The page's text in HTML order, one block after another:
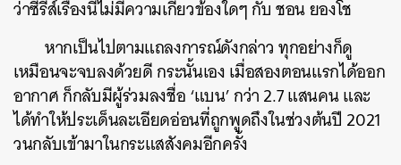
ว่าซีรีส์เรื่องนี้ไม่มีความเกี่ยวข้องใดๆ กับ ชอน ยองโช
หากเป็นไปตามแถลงการณ์ดังกล่าว ทุกอย่างก็ดู
เหมือนจะจบลงด้วยดี กระนั้นเอง เมื่อสองตอนแรกได้ออก
อากาศ ก็กลับมีผู้ร่วมลงชื่อ ‘แบน’ กว่า 2.7 แสนคน และ
ได้ทำให้ประเด็นละเอียดอ่อนที่ถูกพูดถึงในช่วงต้นปี 2021
วนกลับเข้ามาในกระแสสังคมอีกครั้ง